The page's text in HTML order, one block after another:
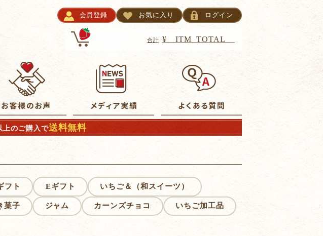
会員登録 お気に入り ログイン
上のご購入で送料無料
__ITM_CNT__
合計 ¥__ITM_TOTAL__
フト Eギフト いちご＆（和スイーツ）
菓子 ジャム カーンズチョコ いちご加工品